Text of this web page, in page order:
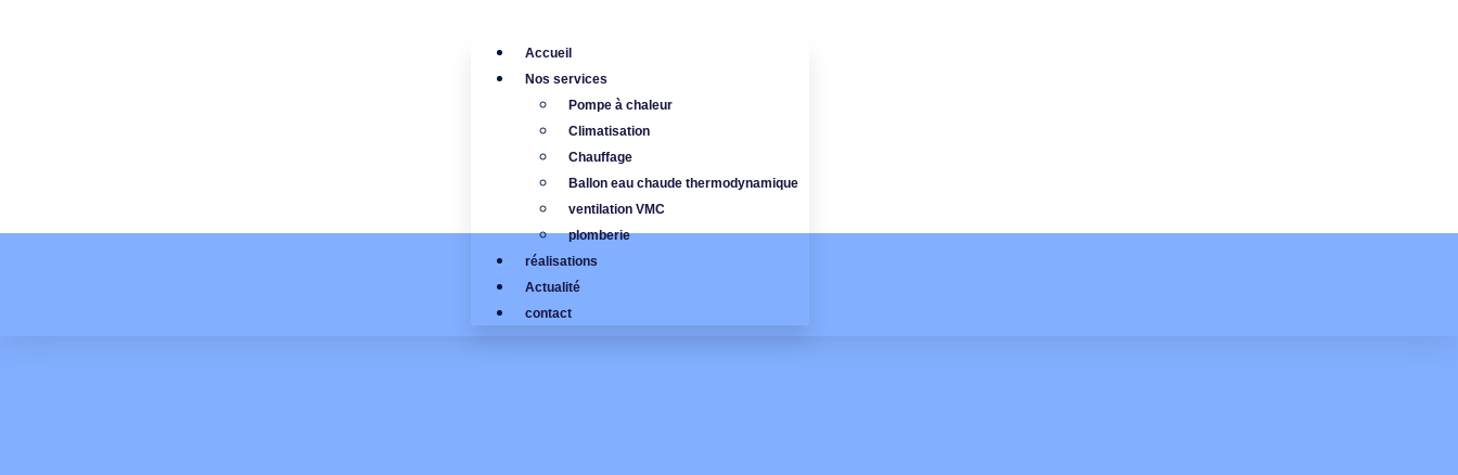
Accueil
Nos services
Pompe à chaleur
Climatisation
Chauffage
Ballon eau chaude thermodynamique
ventilation VMC
plomberie
réalisations
Actualité
contact